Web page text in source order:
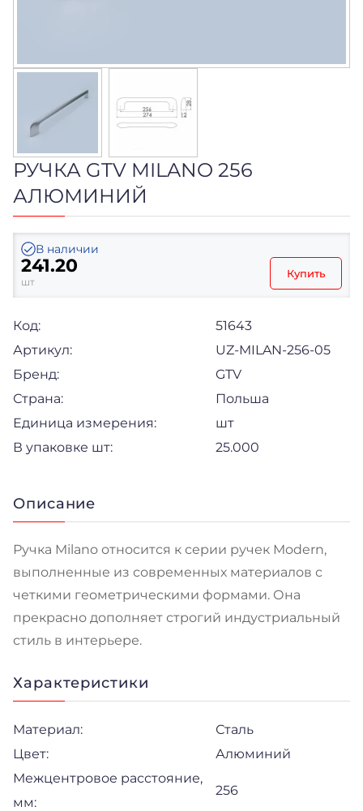
РУЧКА GTV MILANO 256
АЛЮМИНИЙ
В наличии
241.20
шт
Купить
Код:
51643
Артикул:
UZ-MILAN-256-05
Бренд:
GTV
Страна:
Польша
Единица измерения:
шт
В упаковке шт:
25.000
Описание
Ручка Milano относится к серии ручек Modern,
выполненные из современных материалов с
четкими геометрическими формами. Она
прекрасно дополняет строгий индустриальный
стиль в интерьере.
Характеристики
Материал:
Сталь
Цвет:
Алюминий
Межцентровое расстояние,
мм:
256